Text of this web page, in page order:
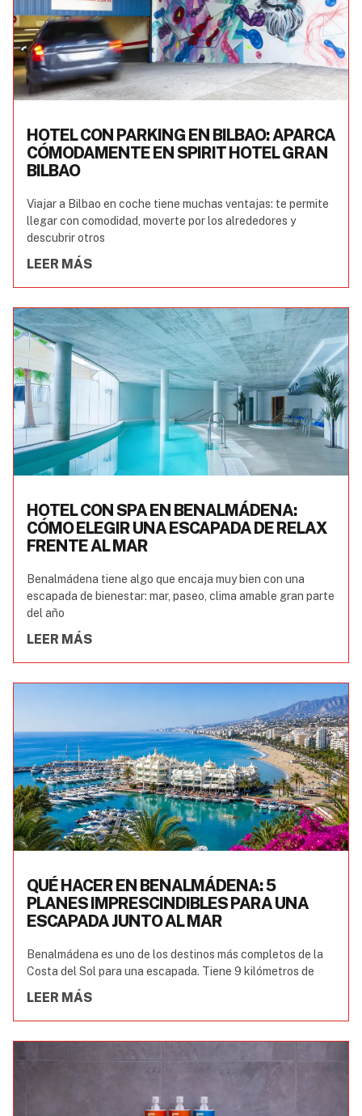
HOTEL CON PARKING EN BILBAO: APARCA
CÓMODAMENTE EN SPIRIT HOTEL GRAN
BILBAO
Viajar a Bilbao en coche tiene muchas ventajas: te permite
llegar con comodidad, moverte por los alrededores y
descubrir otros
LEER MÁS
HOTEL CON SPA EN BENALMÁDENA:
CÓMO ELEGIR UNA ESCAPADA DE RELAX
FRENTE AL MAR
Benalmádena tiene algo que encaja muy bien con una
escapada de bienestar: mar, paseo, clima amable gran parte
del año
LEER MÁS
QUÉ HACER EN BENALMÁDENA: 5
PLANES IMPRESCINDIBLES PARA UNA
ESCAPADA JUNTO AL MAR
Benalmádena es uno de los destinos más completos de la
Costa del Sol para una escapada. Tiene 9 kilómetros de
LEER MÁS